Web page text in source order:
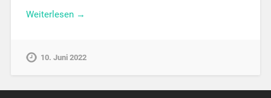
Weiterlesen →
10. Juni 2022